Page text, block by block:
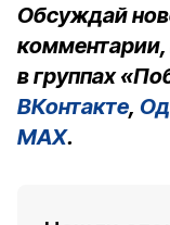
Обсуждай
в группах
ВКонтакте,
MAX.